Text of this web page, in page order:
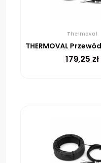
Thermoval
179,25 zł